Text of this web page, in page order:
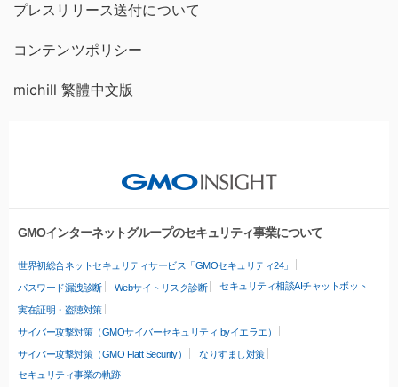
プレスリリース送付について
コンテンツポリシー
michill 繁體中文版
GMOインターネットグループのセキュリティ事業について
世界初総合ネットセキュリティサービス「GMOセキュリティ24」
パスワード漏洩診断 Webサイトリスク診断 セキュリティ相談AIチャットボット
実在証明・盗聴対策
サイバー攻撃対策（GMOサイバーセキュリティ byイエラエ）
サイバー攻撃対策（GMO Flatt Security）
なりすまし対策
セキュリティ事業の軌跡